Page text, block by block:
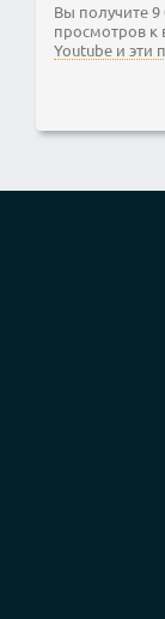
Вы получите
просмотров к
Youtube и эти